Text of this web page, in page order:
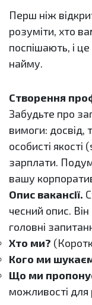
Перш ніж
розуміти, хто
поспішають, і
найму.
Створення
Забудьте про
вимоги: досвід,
особисті
зарплати.
вашу
Опис вакансії.
чесний опис.
головні
Хто ми?
Кого ми
Що ми
можливості для